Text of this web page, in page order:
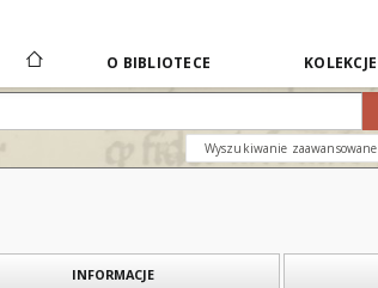
O BIBLIOTECE KOLEKCJE
Wyszukiwanie zaawansowane
INFORMACJE